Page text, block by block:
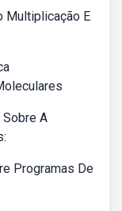
Multiplicação E
A
Programas De